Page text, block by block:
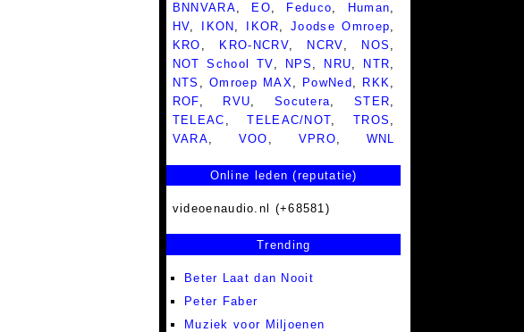
BNNVARA
EO Feduco Human
HV
IKON IKOR ,Joodse Omroep
KRO
KRO-NCRV, NCRV NOS
NOT School TV
NPS NRU NTR
NTS
,Omroep MAX PowNed RKK
ROF
RVU Socutera ,STER
TELEAC
,TELEAC/NOT ,TROS
VARA
VOO VPRO WNL
Online leden (reputatie)
videoenaudio.nl (+68581)
Trending
Beter Laat dan Nooit
Peter Faber
Muziek voor Miljoenen